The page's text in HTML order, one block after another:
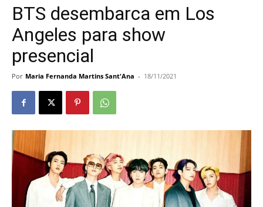
BTS desembarca em Los
Angeles para show
presencial
Por Maria Fernanda Martins Sant'Ana - 18/11/2021